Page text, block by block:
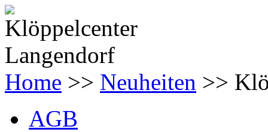
Home >> Neuheiten >>
AGB